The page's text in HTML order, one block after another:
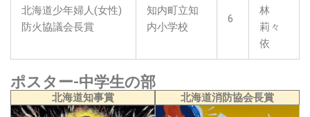
北海道少年婦人(女性)
防火協議会長賞
知内町立知
内小学校
6
林
莉々
依
ポスター-中学生の部
北海道知事賞 北海道消防協会長賞